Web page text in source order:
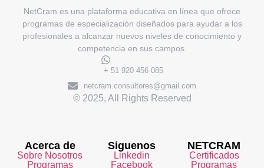
NetCram es una plataforma educativa en línea que ofrece
programas de especialización diseñados para ayudar a los
profesionales a alcanzar nuevos niveles de conocimiento y
competencia en sus campos.
+ 51 920 456 085
netcram.consultores@gmail.com
© 2025, All Rights Reserved
Acerca de
Sobre Nosotros
Programas
Siguenos
Linkedin
Facebook
NETCRAM
Certificados
Programas